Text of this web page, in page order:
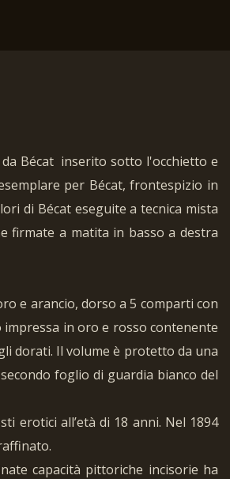
Bécat inserito sotto l'occhietto e
per Bécat, frontespizio in
di Bécat eseguite a tecnica mista
firmate a matita in basso a destra
e arancio, dorso a 5 comparti con
in oro e rosso contenente
dorati. Il volume è protetto da una
foglio di guardia bianco del
erotici all’età di 18 anni. Nel 1894
capacità pittoriche incisorie ha